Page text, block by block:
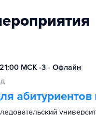
МСК -3 • Офлайн